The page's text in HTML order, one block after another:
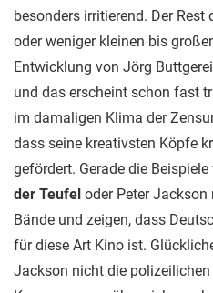
besonders irritierend. Der
oder weniger kleinen bis
Entwicklung von Jörg
und das erscheint schon fast
im damaligen Klima der
dass seine kreativsten Köpfe
gefördert. Gerade die
der Teufel oder Peter Jackson
Bände und zeigen, dass
für diese Art Kino ist.
Jackson nicht die